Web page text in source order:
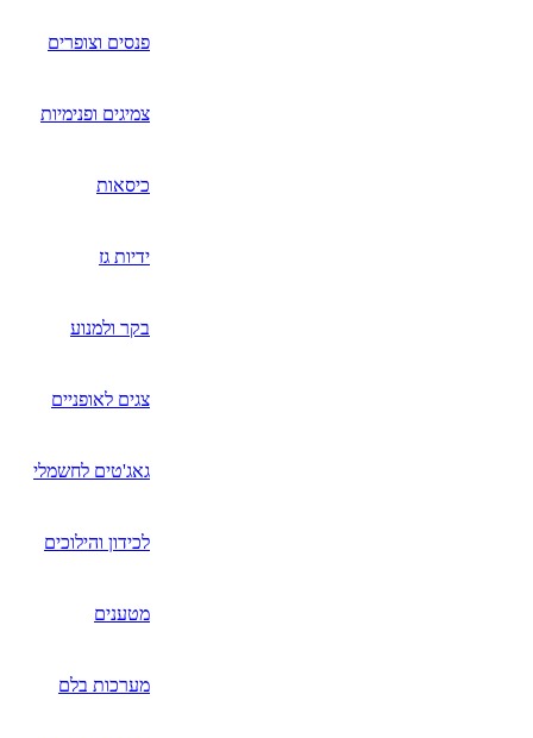
פנסים וצופרים
צמיגים ופנימיות
כיסאות
ידיות גז
בקר ולמנוע
צגים לאופניים
גאג'טים לחשמלי
לכידון והילוכים
מטענים
מערכות בלם